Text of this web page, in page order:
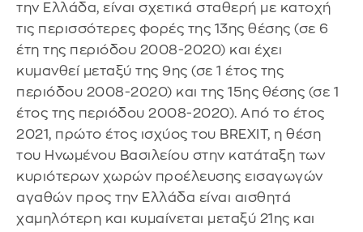
την Ελλάδα, είναι σχετικά σταθερή με κατοχή
τις περισσότερες φορές της 13ης θέσης (σε 6
έτη της περιόδου 2008-2020) και έχει
κυμανθεί μεταξύ της 9ης (σε 1 έτος της
περιόδου 2008-2020) και της 15ης θέσης (σε 1
έτος της περιόδου 2008-2020). Από το έτος
2021, πρώτο έτος ισχύος του BREXIT, η θέση
του Ηνωμένου Βασιλείου στην κατάταξη των
κυριότερων χωρών προέλευσης εισαγωγών
αγαθών προς την Ελλάδα είναι αισθητά
χαμηλότερη και κυμαίνεται μεταξύ 21ης και